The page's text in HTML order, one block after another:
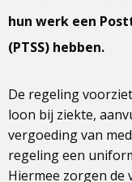
hun werk een
(PTSS) hebben.
De regeling
loon bij ziekte,
vergoeding van
regeling een
Hiermee zorgen de